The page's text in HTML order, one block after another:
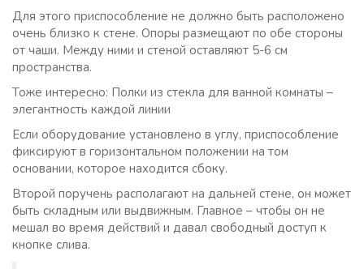
Для этого приспособление не должно быть расположено
очень близко к стене. Опоры размещают по обе стороны
от чаши. Между ними и стеной оставляют 5-6 см
пространства.
Тоже интересно: Полки из стекла для ванной комнаты –
элегантность каждой линии
Если оборудование установлено в углу, приспособление
фиксируют в горизонтальном положении на том
основании, которое находится сбоку.
Второй поручень располагают на дальней стене, он может
быть складным или выдвижным. Главное – чтобы он не
мешал во время действий и давал свободный доступ к
кнопке слива.